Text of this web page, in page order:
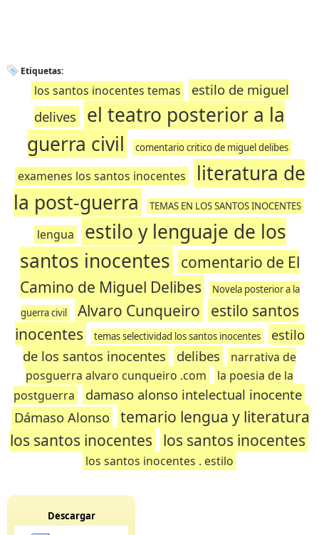
Etiquetas:
los santos inocentes temas
estilo de miguel
delives
el teatro posterior a la
guerra civil
comentario critico de miguel delibes
examenes los santos inocentes
literatura de
la post-guerra
TEMAS EN LOS SANTOS INOCENTES
lengua
estilo y lenguaje de los
santos inocentes comentario de El
Camino de Miguel Delibes
Novela posterior a la
guerra civil
Alvaro Cunqueiro estilo santos
inocentes
temas selectividad los santos inocentes
estilo
de los santos inocentes
delibes
narrativa de
posguerra alvaro cunqueiro .com
la poesia de la
postguerra
damaso alonso intelectual inocente
Dámaso Alonso
temario lengua y literatura
los santos inocentes los santos inocentes
los santos inocentes . estilo
Descargar